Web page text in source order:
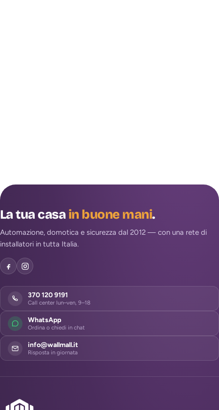
La tua casain buone mani.
Automazione, domotica e sicurezza dal 2012 — con una rete di
installatori in tutta Italia.
370 120 9191
Call center lun–ven, 9–18
WhatsApp
Ordina o chiedi in chat
info@wallmall.it
Risposta in giornata